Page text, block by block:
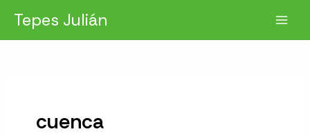
contenido
Tepes Julián
cuenca